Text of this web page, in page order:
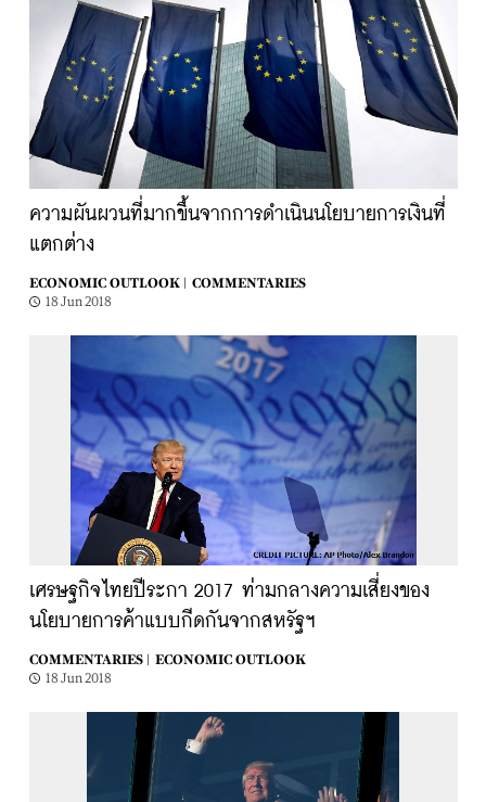
ความผันผวนที่มากขึ้นจากการดำเนินนโยบายการเงินที่
แตกต่าง
ECONOMIC OUTLOOK |
COMMENTARIES
18 Jun 2018
เศรษฐกิจไทยปีระกา 2017 ท่ามกลางความเสี่ยงของ
นโยบายการค้าแบบกีดกันจากสหรัฐฯ
COMMENTARIES |
ECONOMIC OUTLOOK
18 Jun 2018